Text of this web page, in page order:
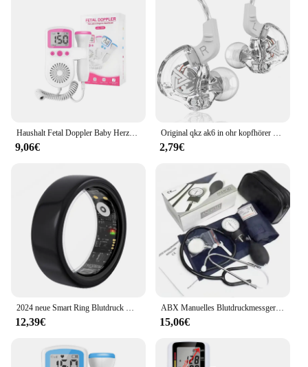
9,06€ 2,79€
2024 neue Smart Ring Blutdruck Überwachung Schlaf Gesundheit IP68 Wasserdichte Überwachung Übung Remote Care
12,39€
ABX Manuelles Blutdruckmessgerät Diastolisches Blutdruckmessgerät Doppelseitiges Arzt-Stethoskop Blutdruckmessgerät Manschette Home
15,06€